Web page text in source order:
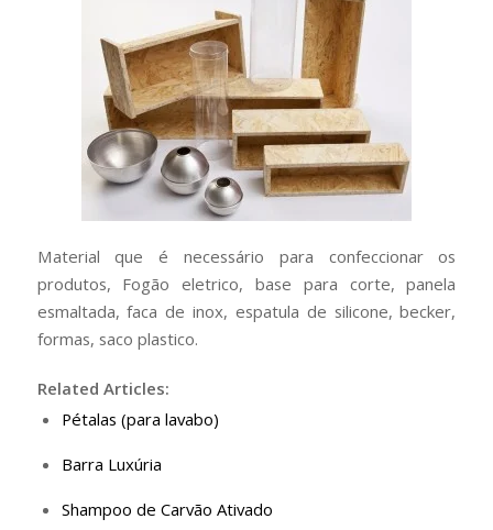
Material que é necessário para confeccionar os
produtos, Fogão eletrico, base para corte, panela
esmaltada, faca de inox, espatula de silicone, becker,
formas, saco plastico.
Related Articles:
Pétalas (para lavabo)
Barra Luxúria
Shampoo de Carvão Ativado